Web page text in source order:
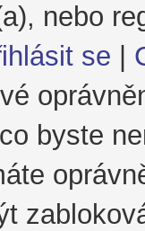
nebo
se
byste